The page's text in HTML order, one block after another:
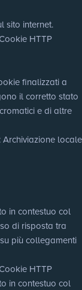
sito internet.
HTTP
finalizzati a
il corretto stato
e di altre
: Archiviazione locale
in contestuo col
di risposta tra
più collegamenti
HTTP
in contestuo col